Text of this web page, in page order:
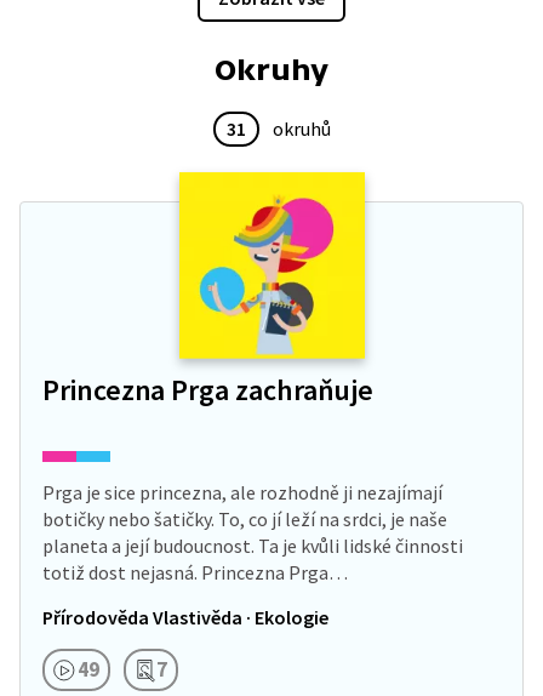
v tomto sporu hrají média? Jaké je postavení mužů
Okruhy
31 okruhů
Princezna Prga zachraňuje
Prga je sice princezna, ale rozhodně ji nezajímají
botičky nebo šatičky. To, co jí leží na srdci, je naše
planeta a její budoucnost. Ta je kvůli lidské činnosti
totiž dost nejasná. Princezna Prga…
Přírodověda Vlastivěda · Ekologie
49 7